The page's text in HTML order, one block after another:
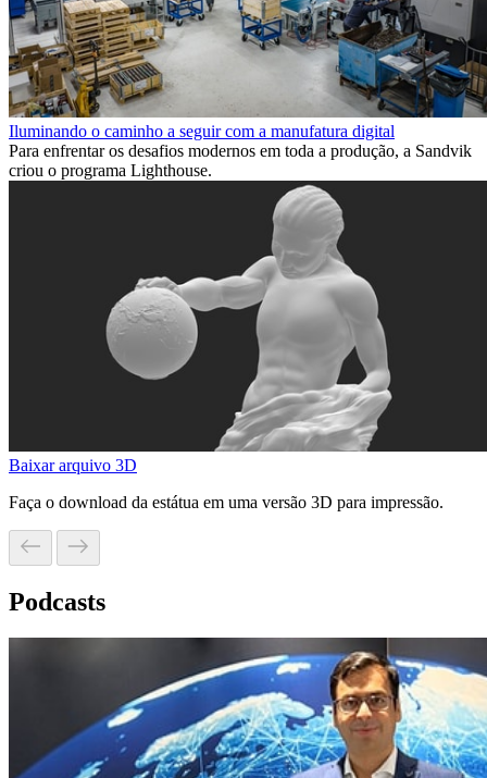
Iluminando o caminho a seguir com a manufatura digital
Para enfrentar os desafios modernos em toda a produção, a Sandvik
criou o programa Lighthouse.
Baixar arquivo 3D
Faça o download da estátua em uma versão 3D para impressão.
Podcasts